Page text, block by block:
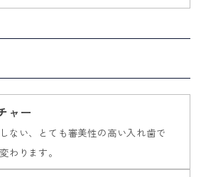
ャー
ない、とても審美性の高い入れ歯で
わります。